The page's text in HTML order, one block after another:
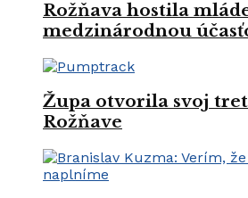
Rožňava hostila
medzinárodnou
Župa otvorila svoj
Rožňave